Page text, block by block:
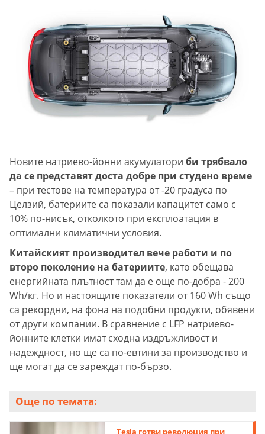
Новите натриево-йонни акумулатори би трябвало
да се представят доста добре при студено време
– при тестове на температура от -20 градуса по
Целзий, батериите са показали капацитет само с
10% по-нисък, отколкото при експлоатация в
оптимални климатични условия.
Китайският производител вече работи и по
второ поколение на батериите, като обещава
енергийната плътност там да е още по-добра - 200
Wh/кг. Но и настоящите показатели от 160 Wh също
са рекордни, на фона на подобни продукти, обявени
от други компании. В сравнение с LFP натриево-
йонните клетки имат сходна издръжливост и
надеждност, но ще са по-евтини за производство и
ще могат да се зареждат по-бързо.
Още по темата:
Tesla готви революция при